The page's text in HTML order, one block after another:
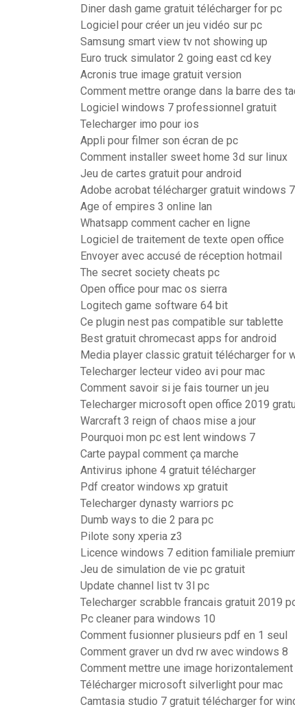
Diner dash game gratuit télécharger for pc
Logiciel pour créer un jeu vidéo sur pc
Samsung smart view tv not showing up
Euro truck simulator 2 going east cd key
Acronis true image gratuit version
Comment mettre orange dans la barre des
Logiciel windows 7 professionnel gratuit
Telecharger imo pour ios
Appli pour filmer son écran de pc
Comment installer sweet home 3d sur linux
Jeu de cartes gratuit pour android
Adobe acrobat télécharger gratuit windows 7
Age of empires 3 online lan
Whatsapp comment cacher en ligne
Logiciel de traitement de texte open office
Envoyer avec accusé de réception hotmail
The secret society cheats pc
Open office pour mac os sierra
Logitech game software 64 bit
Ce plugin nest pas compatible sur tablette
Best gratuit chromecast apps for android
Media player classic gratuit télécharger for
Telecharger lecteur video avi pour mac
Comment savoir si je fais tourner un jeu
Telecharger microsoft open office 2019
Warcraft 3 reign of chaos mise a jour
Pourquoi mon pc est lent windows 7
Carte paypal comment ça marche
Antivirus iphone 4 gratuit télécharger
Pdf creator windows xp gratuit
Telecharger dynasty warriors pc
Dumb ways to die 2 para pc
Pilote sony xperia z3
Licence windows 7 edition familiale
Jeu de simulation de vie pc gratuit
Update channel list tv 3l pc
Telecharger scrabble francais gratuit 2019
Pc cleaner para windows 10
Comment fusionner plusieurs pdf en 1 seul
Comment graver un dvd rw avec windows 8
Comment mettre une image
Télécharger microsoft silverlight pour mac
Camtasia studio 7 gratuit télécharger for